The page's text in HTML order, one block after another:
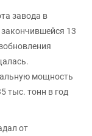
завода в
13
мощность
тыс. тонн в год
от